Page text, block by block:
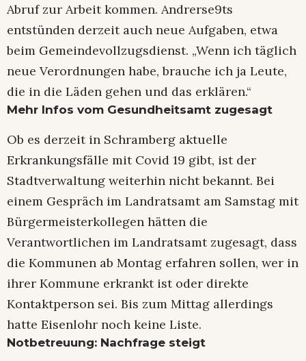
Abruf zur Arbeit kommen. Andrerse9ts
entstünden derzeit auch neue Aufgaben, etwa
beim Gemeindevollzugsdienst. „Wenn ich täglich
neue Verordnungen habe, brauche ich ja Leute,
die in die Läden gehen und das erklären.“
Mehr Infos vom Gesundheitsamt zugesagt
Ob es derzeit in Schramberg aktuelle
Erkrankungsfälle mit Covid 19 gibt, ist der
Stadtverwaltung weiterhin nicht bekannt. Bei
einem Gespräch im Landratsamt am Samstag mit
Bürgermeisterkollegen hätten die
Verantwortlichen im Landratsamt zugesagt, dass
die Kommunen ab Montag erfahren sollen, wer in
ihrer Kommune erkrankt ist oder direkte
Kontaktperson sei. Bis zum Mittag allerdings
hatte Eisenlohr noch keine Liste.
Notbetreuung: Nachfrage steigt